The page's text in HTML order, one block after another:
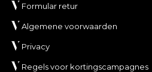
Formular retur
Algemene voorwaarden
Privacy
Regels voor kortingscampagnes